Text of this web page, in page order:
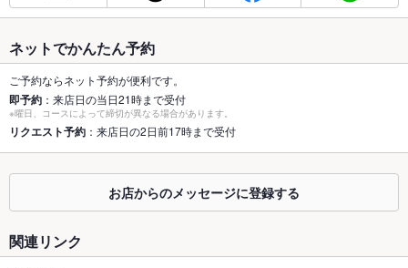
最大宴会収
30人(ご宴会最大30名様まで承ります！人数・ご予算などご相
個室
あり ：6名様個室を2部屋ご用意しております。プライベート感
溢れるひとときをお楽しみください♪
座敷
なし ：人数に合わせお席をご用意しております！レイアウトな
どお席詳細は、お気軽に店舗までお問い合わせください
どお席詳細は、お気軽に店舗までお問い合わせください
ネットでかんたん予約
ご予約ならネット予約が便利です。
即予約 ：来店日の当日21時まで受付
※曜日、コースによって締切が異なる場合があります。
リクエスト予約 ：来店日の2日前17時まで受付
お店からのメッセージに登録する
関連リンク